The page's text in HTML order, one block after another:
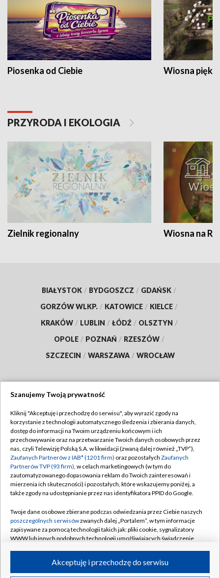
Piosenka od Ciebie Wiosna
PRZYRODA I EKOLOGIA
Zielnik regionalny Wiosna na
BIAŁYSTOK / BYDGOSZCZ / GDAŃSK /
GORZÓW WLKP. / KATOWICE / KIELCE /
KRAKÓW / LUBLIN / ŁÓDŹ / OLSZTYN /
OPOLE / POZNAŃ / RZESZÓW /
SZCZECIN / WARSZAWA / WROCŁAW
TVP
Abonament TVP
Emisja w TVP
Centrum informacji TVP
Naziemna Telewizja Cyfrowa
Rada Programowa
System NOS
Informacje o nadawcy
Program dla prasy
Regulamin TVP
Polityka prywatności
Moje zgody
Pomoc
Kontakt
Kanały
Szanujemy Twoją prywatność
Kliknij "Akceptuję i przechodzę do serwisu", aby wyrazić zgody na
korzystanie z technologii automatycznego śledzenia i zbierania danych,
dostęp do informacji na Twoim urządzeniu końcowym i ich
przechowywanie oraz na przetwarzanie Twoich danych osobowych przez
nas, czyli Telewizję Polską S.A. w likwidacji (zwaną dalej również „TVP”),
Zaufanych Partnerów z IAB* (1201 firm) oraz pozostałych Zaufanych
Partnerów TVP (93 firm), w celach marketingowych (w tym do
zautomatyzowanego dopasowania reklam do Twoich zainteresowań i
mierzenia ich skuteczności) i pozostałych, które wskazujemy poniżej, a
także zgody na udostępnianie przez nas identyfikatora PPID do Google.
Twoje dane osobowe zbierane podczas odwiedzania przez Ciebie naszych
poszczególnych serwisówzwanych dalej „Portalem”, w tym informacje
zapisywane za pomocą technologii takich jak: pliki cookie, sygnalizatory
WWW lub innych podobnych technologii umożliwiających świadczenie
ruchu w Internecie.Akceptuję i przechodzę do serwisu